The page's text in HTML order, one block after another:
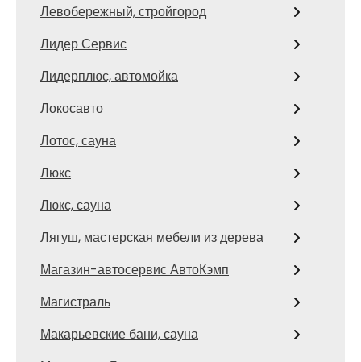
Левобережный, стройгород
Лидер Сервис
Лидерплюс, автомойка
Локосавто
Лотос, сауна
Люкс
Люкс, сауна
Лягуш, мастерская мебели из дерева
Магазин-автосервис АвтоКэмп
Магистраль
Макарьевские бани, сауна